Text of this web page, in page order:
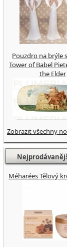
Pouzdro na brýle
Tower of Babel
the Elder
Zobrazit všechny
Méharées Tělový